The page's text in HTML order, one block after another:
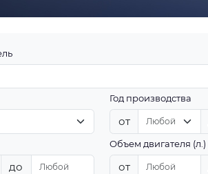
Год производства
от
до
Объем двигателя (л.)
от